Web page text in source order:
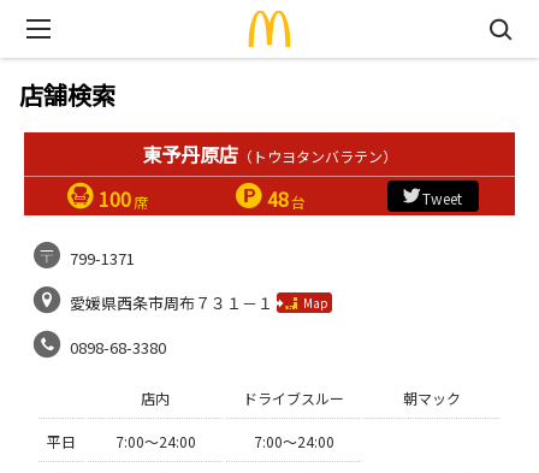
店舗検索
東予丹原店 （トウヨタンバラテン）
100 席 48台 Tweet
799-1371
愛媛県西条市周布７３１－１
Map
0898-68-3380
店内 ドライブスルー 朝マック
平日 7:00〜24:00 7:00〜24:00